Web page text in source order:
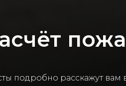
подробно расскажут вам